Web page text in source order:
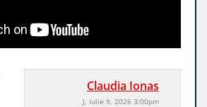
Claudia Ionas
J, iulie 9, 2026 3:00pm